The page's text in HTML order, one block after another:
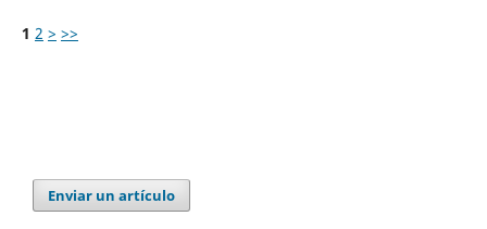
1 2 > >>
Enviar un artículo